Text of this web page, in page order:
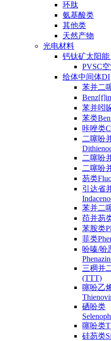
环肽
氨基酸类
其他类
天然产物
光电材料
钙钛矿太阳能
PVSC
给体中间体DI
苯并二
苯并吲
苯类
咔唑类
二噻吩
二噻吩
二噻吩
芴类
引达省
苯并二
茚并芴
苯胺类
菲类
吩嗪/吩
三稠并
(TTT)
噻吩乙
硒吩类
噻吩类
硅芴类